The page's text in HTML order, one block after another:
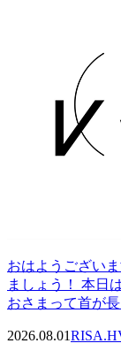
おはようござい
ましょう！ 本日
おさまって首が
2026.08.01RISA.H